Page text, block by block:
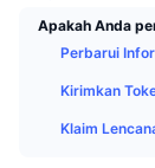
Apakah Anda
Perbarui
Kirimkan
Klaim